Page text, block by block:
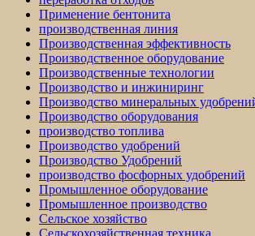
Применение бентонита
производственная линия
Производственная эффективность
Производственное оборудование
Производственные технологии
Производство и инжиниринг
Производство минеральных
Производство оборудования
производство топлива
Производство удобрений
Производство Удобрений
производство фосфорных удобрений
Промышленное оборудование
Промышленное производство
Сельское хозяйство
Сельскохозяйственная техника